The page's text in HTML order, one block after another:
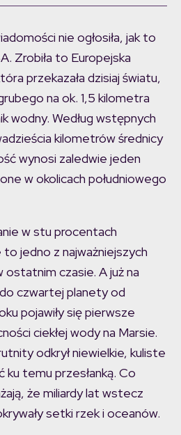
nie ogłosiła, jak to
Zrobiła to Europejska
przekazała dzisiaj światu,
na ok. 1,5 kilometra
wodny. Według wstępnych
kilometrów średnicy
wynosi zaledwie jeden
w okolicach południowego
w stu procentach
jedno z najważniejszych
ostatnim czasie. A już na
czwartej planety od
pojawiły się pierwsze
ciekłej wody na Marsie.
odkrył niewielkie, kuliste
ku temu przesłanką. Co
że miliardy lat wstecz
setki rzek i oceanów.